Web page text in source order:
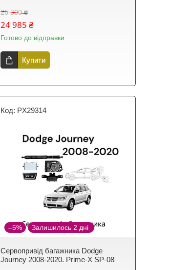
26 300 ₴
24 985 ₴
Готово до відправки
Купити
PX29314
–5% Залишилось 2 дні
Сервопривід багажника Dodge
Journey 2008-2020. Prime-X SP-08